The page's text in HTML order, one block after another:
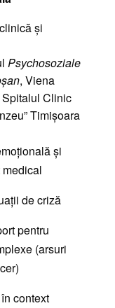
și
Psychosoziale
, Viena
Clinic
Timișoara
și
de criză
pentru
(arsuri
context